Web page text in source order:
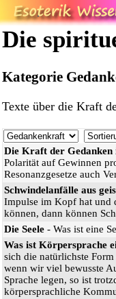
Die
Kategorie
Texte über die Kraft
Die Kraft der Gedanken
Polarität auf Gewinnen
Resonanzgesetze auch
Schwindelanfälle aus
Impulse im Kopf hat und
können, dann können
Die Seele - Was ist eine
Was ist Körpersprache
sich die natürlichste
wenn wir viel bewusste
Sprache legen, so ist
körpersprachliche